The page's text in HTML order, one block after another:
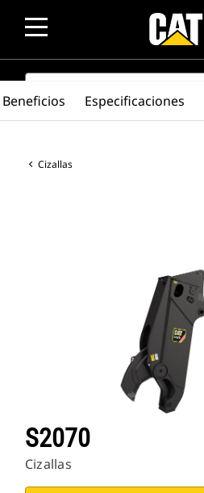
SEARCH
Cizallas
S2070
Cizallas
Beneficios Especificaciones